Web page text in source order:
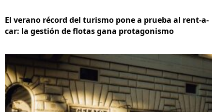
El verano récord del turismo pone a prueba al rent-a-
car: la gestión de flotas gana protagonismo